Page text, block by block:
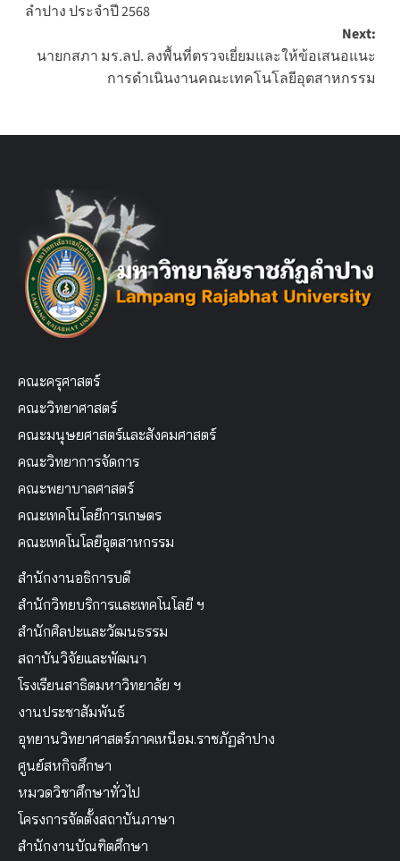
ลำปาง ประจำปี 2568
Next:
นายกสภา มร.ลป. ลงพื้นที่ตรวจเยี่ยมและให้ข้อเสนอแนะ
การดำเนินงานคณะเทคโนโลยีอุตสาหกรรม
คณะครุศาสตร์
คณะวิทยาศาสตร์
คณะมนุษยศาสตร์และสังคมศาสตร์
คณะวิทยาการจัดการ
คณะพยาบาลศาสตร์
คณะเทคโนโลยีการเกษตร
คณะเทคโนโลยีอุตสาหกรรม
สำนักงานอธิการบดี
สำนักวิทยบริการและเทคโนโลยี ฯ
สำนักศิลปะและวัฒนธรรม
สถาบันวิจัยและพัฒนา
โรงเรียนสาธิตมหาวิทยาลัย ฯ
งานประชาสัมพันธ์
อุทยานวิทยาศาสตร์ภาคเหนือม.ราชภัฏลำปาง
ศูนย์สหกิจศึกษา
หมวดวิชาศึกษาทั่วไป
โครงการจัดตั้งสถาบันภาษา
สำนักงานบัณฑิตศึกษา